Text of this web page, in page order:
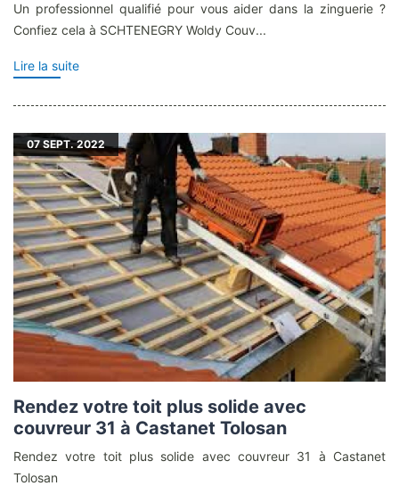
Un professionnel qualifié pour vous aider dans la zinguerie ?
Confiez cela à SCHTENEGRY Woldy Couv...
Lire la suite
07SEPT. 2022
Rendez votre toit plus solide avec
couvreur 31 à Castanet Tolosan
Rendez votre toit plus solide avec couvreur 31 à Castanet
Tolosan